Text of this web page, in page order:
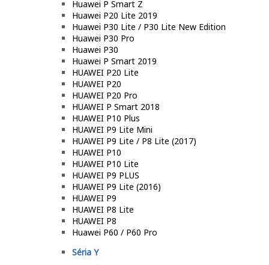
Huawei P Smart Z
Huawei P20 Lite 2019
Huawei P30 Lite / P30 Lite New Edition
Huawei P30 Pro
Huawei P30
Huawei P Smart 2019
HUAWEI P20 Lite
HUAWEI P20
HUAWEI P20 Pro
HUAWEI P Smart 2018
HUAWEI P10 Plus
HUAWEI P9 Lite Mini
HUAWEI P9 Lite / P8 Lite (2017)
HUAWEI P10
HUAWEI P10 Lite
HUAWEI P9 PLUS
HUAWEI P9 Lite (2016)
HUAWEI P9
HUAWEI P8 Lite
HUAWEI P8
Huawei P60 / P60 Pro
Séria Y